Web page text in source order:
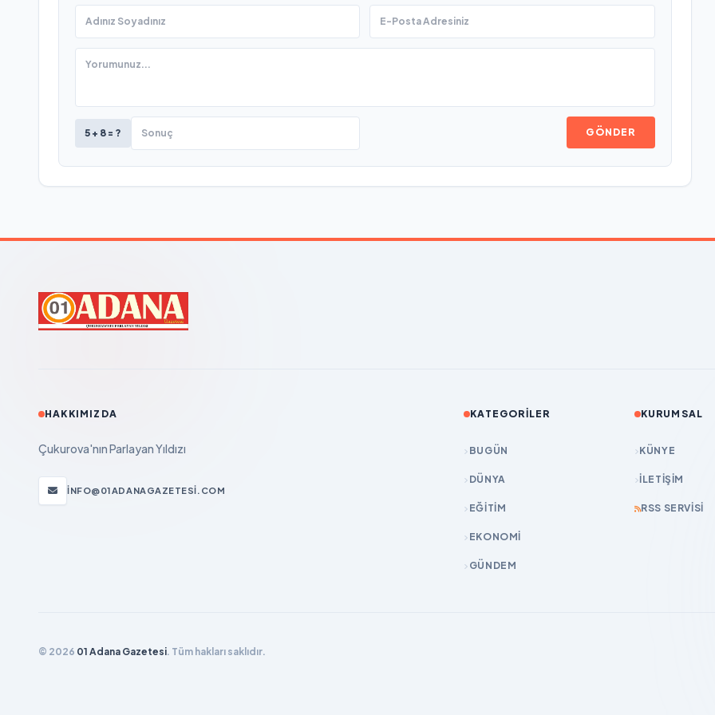
5 + 8 = ? GÖNDER
HAKKIMIZDA
Çukurova'nın Parlayan Yıldızı
INFO@01ADANAGAZETESI.COM
KATEGORILER
BUGÜN
DÜNYA
EĞİTİM
EKONOMİ
GÜNDEM
KURUMSAL
KÜNYE
İLETIŞIM
RSS SERVISI
© 2026 01 Adana Gazetesi. Tüm hakları saklıdır.